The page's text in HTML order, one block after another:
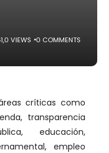
VIEWS 0 COMMENTS
críticas como
transparencia
educación,
empleo